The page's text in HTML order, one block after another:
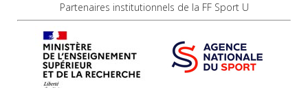
Partenaires institutionnels de la FF Sport U